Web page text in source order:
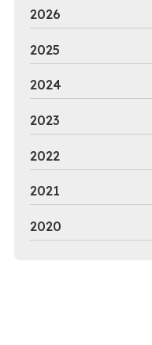
2026
2025
2024
2023
2022
2021
2020